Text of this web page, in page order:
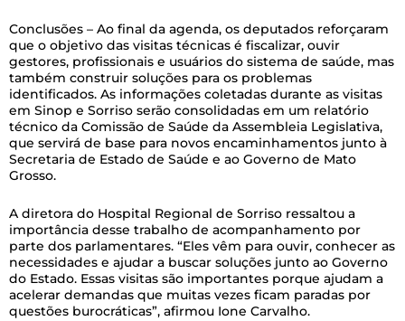
Conclusões – Ao final da agenda, os deputados reforçaram
que o objetivo das visitas técnicas é fiscalizar, ouvir
gestores, profissionais e usuários do sistema de saúde, mas
também construir soluções para os problemas
identificados. As informações coletadas durante as visitas
em Sinop e Sorriso serão consolidadas em um relatório
técnico da Comissão de Saúde da Assembleia Legislativa,
que servirá de base para novos encaminhamentos junto à
Secretaria de Estado de Saúde e ao Governo de Mato
Grosso.
A diretora do Hospital Regional de Sorriso ressaltou a
importância desse trabalho de acompanhamento por
parte dos parlamentares. “Eles vêm para ouvir, conhecer as
necessidades e ajudar a buscar soluções junto ao Governo
do Estado. Essas visitas são importantes porque ajudam a
acelerar demandas que muitas vezes ficam paradas por
questões burocráticas”, afirmou Ione Carvalho.